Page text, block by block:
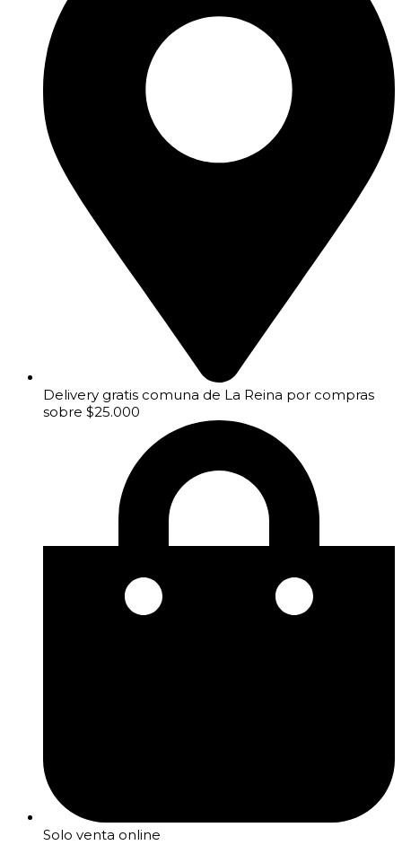
Delivery gratis comuna de La Reina por compras
sobre $25.000
Solo venta online